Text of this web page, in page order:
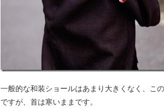
一般的な和装ショールはあまり大きくなく、こ
ですが、首は寒いままです。